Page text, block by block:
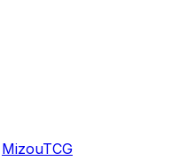
MizouTCG